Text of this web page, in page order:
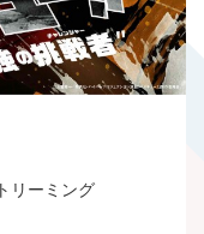
リーミング